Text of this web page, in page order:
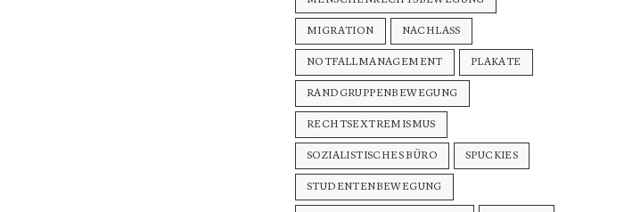
MIGRATION NACHLASS
NOTFALLMANAGEMENT PLAKATE
RANDGRUPPENBEWEGUNG
RECHTSEXTREMISMUS
SOZIALISTISCHES BÜRO SPUCKIES
STUDENTENBEWEGUNG